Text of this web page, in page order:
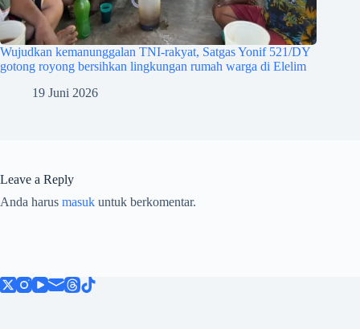
Wujudkan kemanunggalan TNI-rakyat, Satgas Yonif 521/DY
gotong royong bersihkan lingkungan rumah warga di Elelim
19 Juni 2026
Leave a Reply
Anda harus masuk untuk berkomentar.